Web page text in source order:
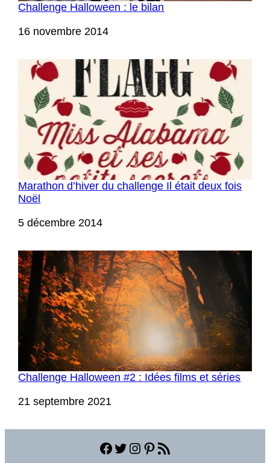
Challenge Halloween : le bilan
Date
16 novembre 2014
Marathon d’hiver du challenge Il était deux fois
Noël
Date
5 décembre 2014
Challenge Halloween #2 : Idées films et séries
Date
21 septembre 2021
Facebook
Twitter
Instagram
Pinterest
Flux RSS